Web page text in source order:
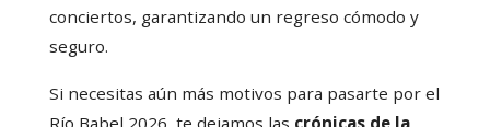
conciertos, garantizando un regreso cómodo y
seguro.
Si necesitas aún más motivos para pasarte por el
Río Babel 2026, te dejamos las crónicas de la